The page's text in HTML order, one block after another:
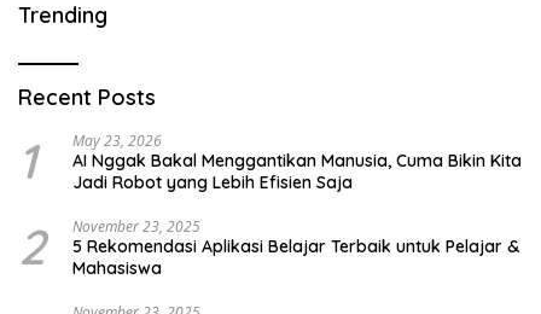
Trending
Recent Posts
1 May 23, 2026
AI Nggak Bakal Menggantikan Manusia, Cuma Bikin Kita
Jadi Robot yang Lebih Efisien Saja
2 November 23, 2025
5 Rekomendasi Aplikasi Belajar Terbaik untuk Pelajar &
Mahasiswa